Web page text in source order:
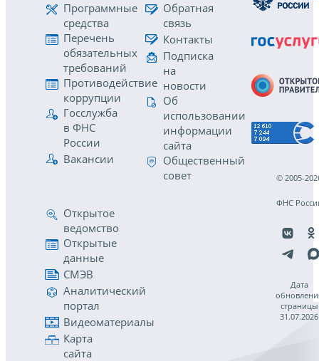
Программные
средства
Перечень
обязательных
требований
Противодействие
коррупции
Госслужба
в ФНС
России
Вакансии
Обратная
связь
Контакты
Подписка
на
новости
Об
использовании
информации
сайта
Общественный
совет
Открытое
ведомство
Открытые
данные
СМЭВ
Аналитический
портал
Видеоматериалы
Карта
сайта
© 2005-
ФНС
Дата
страницы
31.07.2026